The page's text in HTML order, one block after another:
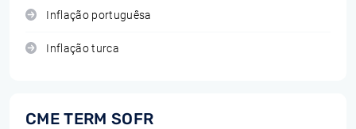
Inflação portuguêsa
Inflação turca
CME TERM SOFR